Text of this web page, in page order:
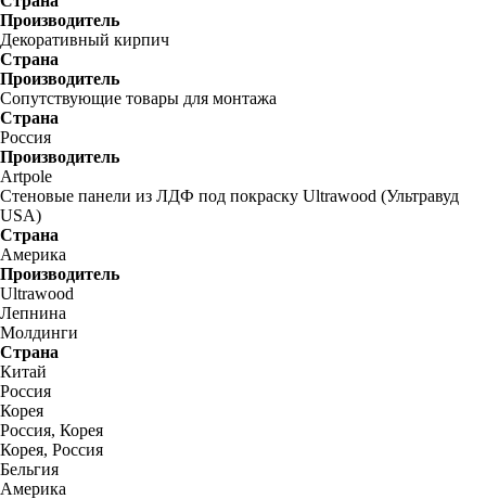
Производитель
Декоративный кирпич
Страна
Производитель
Сопутствующие товары для монтажа
Страна
Россия
Производитель
Artpole
Стеновые панели из ЛДФ под покраску Ultrawood (Ультравуд
USA)
Страна
Америка
Производитель
Ultrawood
Лепнина
Молдинги
Страна
Китай
Россия
Корея
Россия, Корея
Корея, Россия
Бельгия
Америка